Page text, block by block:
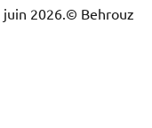
juin 2026.© Behrouz